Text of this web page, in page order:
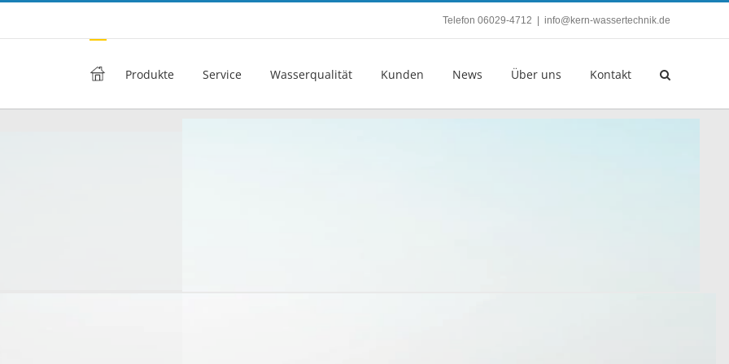
Telefon 06029-4712 info@kern-wassertechnik.de
h Produkte Service Wasserqualität Kunden News Über uns Kontakt